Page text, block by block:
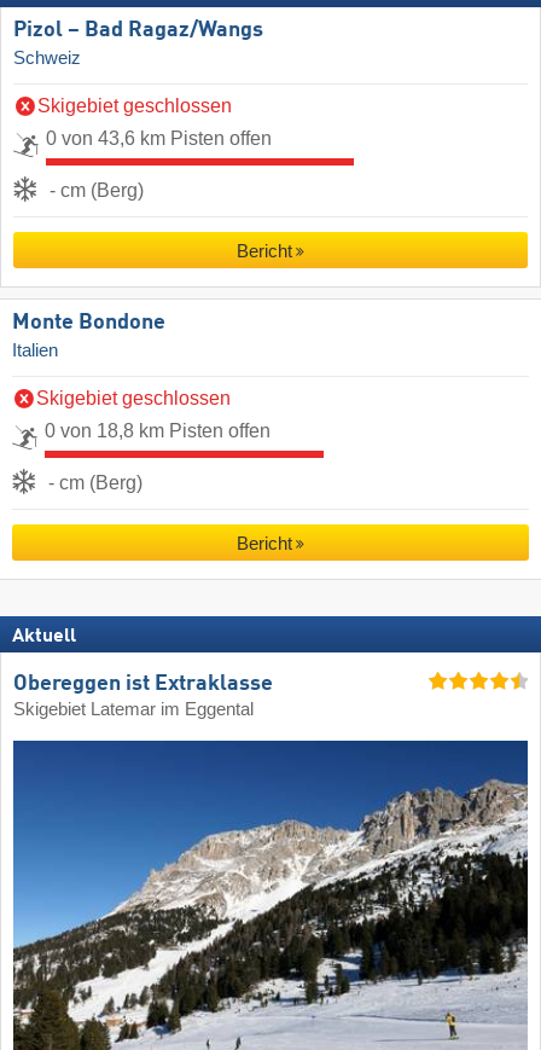
Pizol – Bad Ragaz/​Wangs
Schweiz
Skigebiet geschlossen
0 von 43,6 km Pisten offen
- cm (Berg)
Bericht
Monte Bondone
Italien
Skigebiet geschlossen
0 von 18,8 km Pisten offen
- cm (Berg)
Bericht
Aktuell
Obereggen ist Extraklasse
Skigebiet Latemar im Eggental